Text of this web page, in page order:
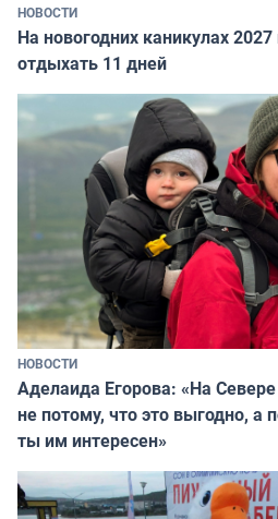
НОВОСТИ
На новогодних каникулах
отдыхать 11 дней
НОВОСТИ
Аделаида Егорова: «На
не потому, что это выгодно, а
ты им интересен»